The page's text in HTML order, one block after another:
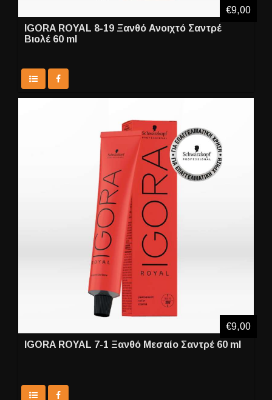
IGORA ROYAL 8-19 Ξανθό Ανοιχτό Σαντρέ
Βιολέ 60 ml
€9,00
IGORA ROYAL 7-1 Ξανθό Μεσαίο Σαντρέ 60 ml
€9,00